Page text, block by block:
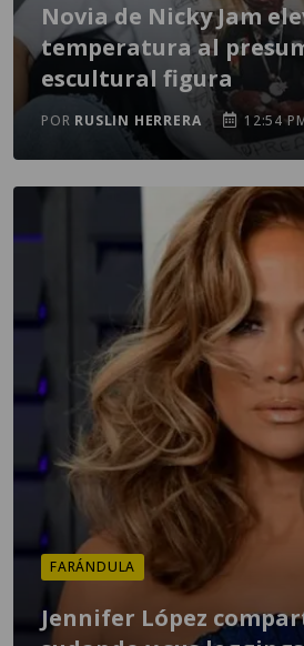
Novia de Nicky Jam
temperatura al
escultural figura
POR RUSLIN HERRERA 12:54
FARÁNDULA
Jennifer López